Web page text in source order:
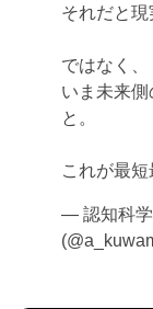
それだと現
ではなく、
いま未来
と。
これが最短
— 認知科学